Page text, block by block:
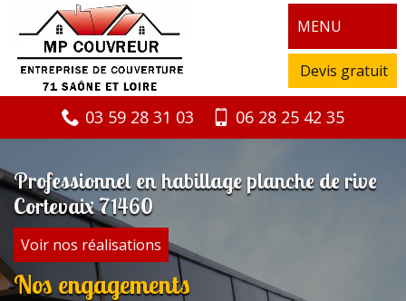
MENU
Devis gratuit
03 59 28 31 03 06 28 25 42 35
Professionnel en habillage planche de rive
Cortevaix 71460
Voir nos réalisations
Nos engagements